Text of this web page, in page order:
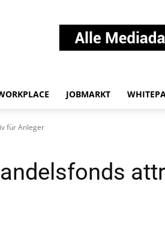
JOBMARKT
für Anleger